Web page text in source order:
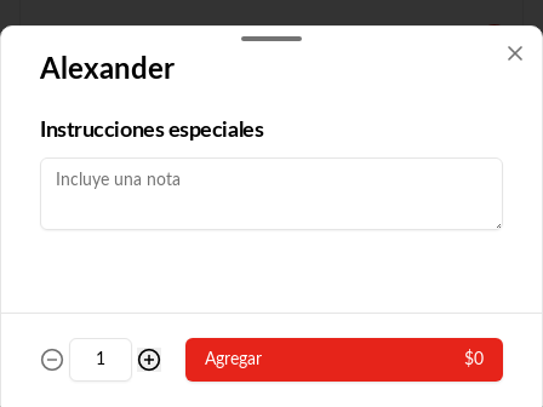
$19.210
Camarón Fuyón
Con algas y champiñón
Alexander
Instrucciones especiales
Agregar $0